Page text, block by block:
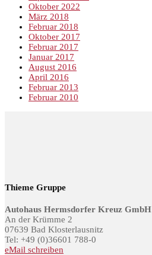
Oktober 2022
März 2018
Februar 2018
Oktober 2017
Februar 2017
Januar 2017
August 2016
April 2016
Februar 2013
Februar 2010
Thieme Gruppe
Autohaus Hermsdorfer Kreuz GmbH
An der Krümme 2
07639 Bad Klosterlausnitz
Tel: +49 (0)36601 788-0
eMail schreiben